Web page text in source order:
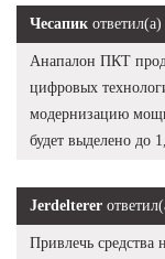
Чесапик ответил(а)
Анапалон ПКТ
цифровых
модернизацию
будет выделено до
Jerdelterer
Привлечь